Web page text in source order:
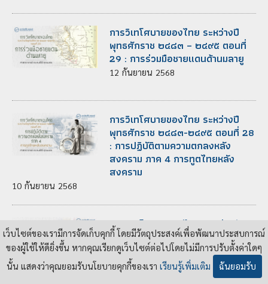
การวิเทโศบายของไทย ระหว่างปี
พุทธศักราช ๒๔๘๓ – ๒๔๙๕ ตอนที่
29 : การร่วมมือชายแดนด้านมลายู
12 กันยายน 2568
การวิเทโศบายของไทย ระหว่างปี
พุทธศักราช ๒๔๘๓-๒๔๙๕ ตอนที่ 28
: การปฏิบัติตามความตกลงหลัง
สงคราม ภาค 4 การทูตไทยหลัง
สงคราม
10 กันยายน 2568
การวิเทโศบายของไทย ระหว่างปี
พุทธศักราช ๒๔๘๓-๒๔๙๕ ตอนที่ 28
: การปฏิบัติตามความตกลงหลัง
สงคราม ภาค 3 ข้อเรียกร้องหลัง
สงคราม
เว็บไซต์ของเรามีการจัดเก็บคุกกี้ โดยมีวัตถุประสงค์เพื่อพัฒนาประสบการณ์
ของผู้ใช้ให้ดียิ่งขึ้น หากคุณเรียกดูเว็บไซต์ต่อไปโดยไม่มีการปรับตั้งค่าใดๆ
นั้น แสดงว่าคุณยอมรับนโยบายคุกกี้ของเรา เรียนรู้เพิ่มเติม ฉันยอมรับ